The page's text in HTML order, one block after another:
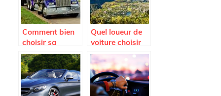
Comment bien
choisir sa
remorque ?
Quel loueur de
voiture choisir
sur l’Ile de la
Reunion ?